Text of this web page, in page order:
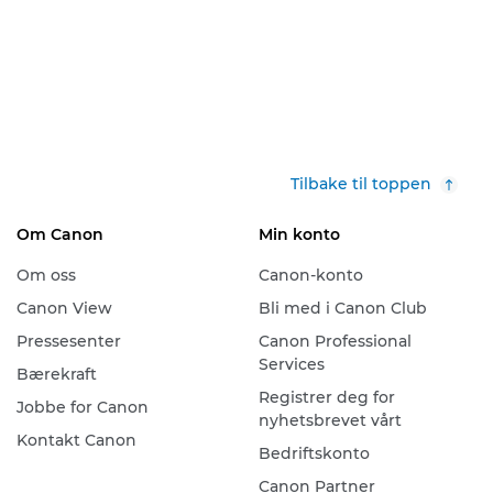
Tilbake til toppen
Om Canon
Om oss
Canon View
Pressesenter
Bærekraft
Jobbe for Canon
Kontakt Canon
Min konto
Canon-konto
Bli med i Canon Club
Canon Professional
Services
Registrer deg for
nyhetsbrevet vårt
Bedriftskonto
Canon Partner